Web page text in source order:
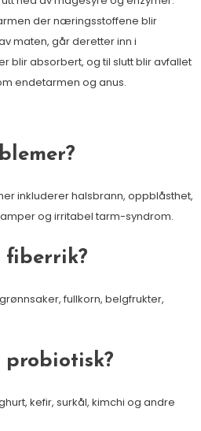
der næringsstoffene blir
maten, går deretter inn i
blir absorbert, og til slutt blir avfallet
endetarmen og anus.
inkluderer halsbrann, oppblåsthet,
og irritabel tarm-syndrom.
fiberrik?
fullkorn, belgfrukter,
kefir, surkål, kimchi og andre